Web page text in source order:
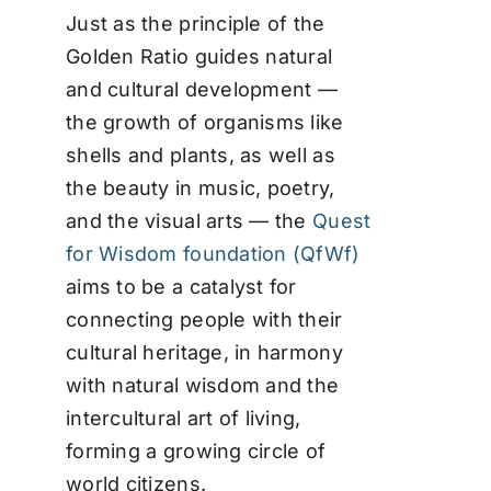
ContactJust as the principle of the
Golden Ratio guides natural
and cultural development —
the growth of organisms like
shells and plants, as well as
the beauty in music, poetry,
and the visual arts — the Quest
for Wisdom foundation (QfWf)
aims to be a catalyst for
connecting people with their
cultural heritage, in harmony
with natural wisdom and the
intercultural art of living,
forming a growing circle of
world citizens.